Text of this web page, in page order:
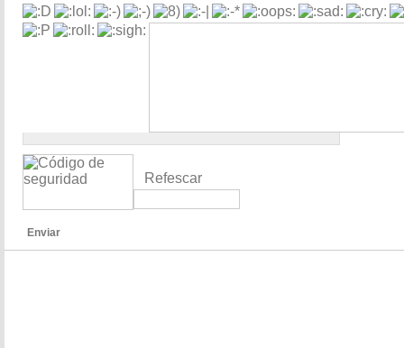
Refescar
Enviar